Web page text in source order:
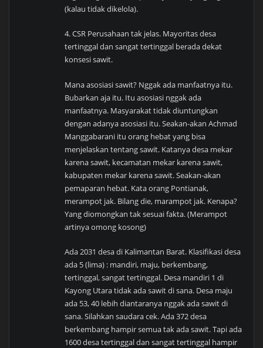
(kalau tidak dikelola).
4. CSR Perusahaan tak jelas. Mayoritas desa
tertinggal dan sangat tertinggal berada dekat
konsesi sawit.
Mana asosiasi sawit? Nggak ada manfaatnya itu.
Bubarkan aja itu. Itu asosiasi nggak ada
manfaatnya. Masyarakat tidak diuntungkan
dengan adanya asosiasi itu. Seakan-akan Achmad
Manggabarani itu orang hebat yang bisa
menjelaskan tentang sawit. Katanya desa mekar
karena sawit, kecamatan mekar karena sawit,
kabupaten mekar karena sawit. Seakan-akan
pemaparan hebat. Kata orang Pontianak,
merampot jak. Bilang die, marampot jak. Kenapa?
Yang diomongkan tak sesuai fakta. (Merampot
artinya omong kosong)
Ada 2031 desa di Kalimantan Barat. Klasifikasi desa
ada 5 (lima) : mandiri, maju, berkembang,
tertinggal, sangat tertinggal. Desa mandiri 1 di
Kayong Utara tidak ada sawit di sana. Desa maju
ada 53, 40 lebih diantaranya nggak ada sawit di
sana. Silahkan saudara cek. Ada 372 desa
berkembang hampir semua tak ada sawit. Tapi ada
1600 desa tertinggal dan sangat tertinggal hampir